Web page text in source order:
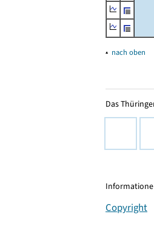
▴ nach oben
Das
Copyright